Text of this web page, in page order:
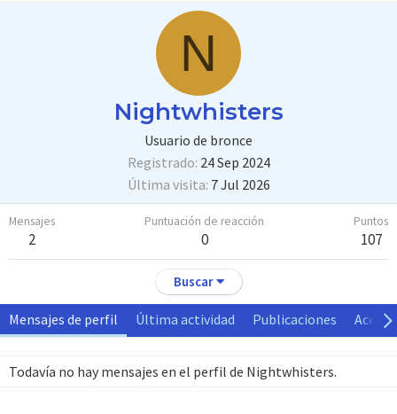
N
Nightwhisters
Usuario de bronce
Registrado 24 Sep 2024
Última visita 7 Jul 2026
Mensajes
2
Puntuación de reacción
0
Puntos
107
Buscar
Mensajes de perfil Última actividad Publicaciones Acerca
Todavía no hay mensajes en el perfil de Nightwhisters.